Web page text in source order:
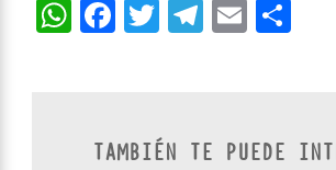
WhatsApp
Facebook
TwitterEmail
TAMBIÉN TE PUEDE